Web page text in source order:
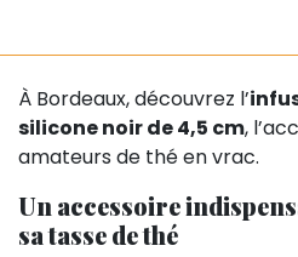
À Bordeaux, découvrez l’
silicone noir de 4,5 cm,
amateurs de thé en vrac.
Un accessoire
sa tasse de thé